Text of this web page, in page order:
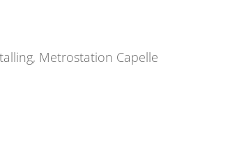
Metrostation Capelle